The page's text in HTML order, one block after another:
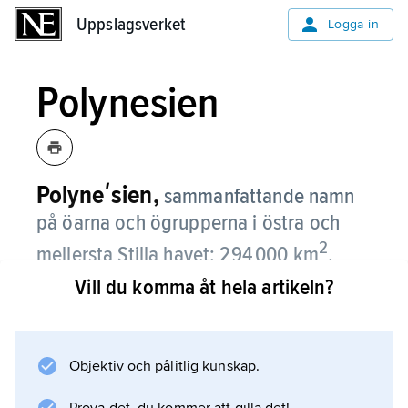
Uppslagsverket Logga in
Polynesien
Polyneʹsien, sammanfattande namn
på öarna och ögrupperna i östra och
mellersta Stilla havet; 294 000 km2.
Polynesien är utbrett över ca 50 miljoner km
huvudöar, som etnografiskt men knappast
Vill du komma åt hela artikeln?
Objektiv och pålitlig kunskap.